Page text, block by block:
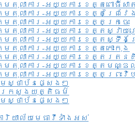
មតុលាការ-អយ្យការខេត្តពោធិ៍សា
មតុលាការ-អយ្យការខេត្តព្រៃវែ
មតុលាការ-អយ្យការខេត្តក្រចេះ
មតុលាការ-អយ្យការខេត្តស្វាយ
មតុលាការ-អយ្យការខេត្តស្ទឹង
មតុលាការ-អយ្យការខេត្តកោះកុង
មតុលាការ-អយ្យការខេត្តរតន
មតុលាការ-អយ្យការខេត្តមណ្
មតុលាការ-អយ្យការខេត្តព្រះវិហ
មស្ថាប័នផ្សេងៗ
ក្រសួងយុត្តិធម៌
មស្ថាប័នផ្សេងៗ
យាល័យមេធាវីទាំងអស់​